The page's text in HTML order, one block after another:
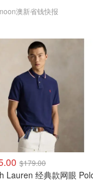
澳新省钱快报
$179.00
经典款网眼 Polo